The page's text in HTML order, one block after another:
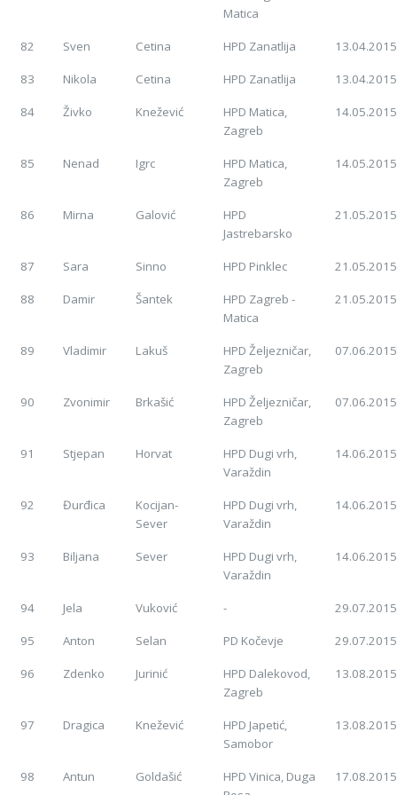
Matica
82 Sven Cetina HPD Zanatlija
83 Nikola Cetina HPD Zanatlija
84 Živko Knežević
HPD Matica,
Zagreb
85 Nenad Igrc
HPD Matica,
Zagreb
86 Mirna Galović
HPD
Jastrebarsko
87 Sara Sinno HPD Pinklec
88 Damir Šantek
HPD Zagreb -
Matica
89 Vladimir Lakuš
HPD Željezničar,
Zagreb
90 Zvonimir Brkašić
HPD Željezničar,
Zagreb
91 Stjepan Horvat
HPD Dugi vrh,
Varaždin
92 Đurđica
Kocijan-
Sever
HPD Dugi vrh,
Varaždin
93 Biljana Sever
HPD Dugi vrh,
Varaždin
94 Jela Vuković -
95 Anton Selan PD Kočevje
96 Zdenko Jurinić
HPD Dalekovod,
Zagreb
97 Dragica Knežević
HPD Japetić,
Samobor
98 Antun Goldašić
HPD Vinica, Duga